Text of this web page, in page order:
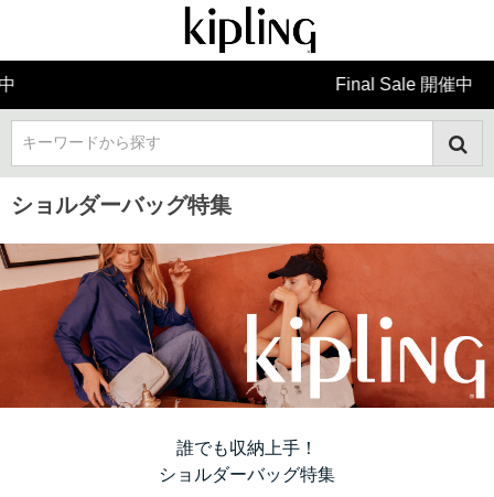
Final Sale 開催中
キーワードから探す
ショルダーバッグ特集
誰でも収納上手！
ショルダーバッグ特集